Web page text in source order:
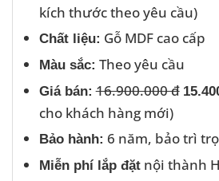
kích thước theo yêu cầu)
Chất liệu: Gỗ MDF cao cấp
Màu sắc: Theo yêu cầu
Giá bán: 16.900.000 đ
cho khách hàng mới)
Bảo hành: 6 năm, bảo trì
Miễn phí lắp đặtnội thành